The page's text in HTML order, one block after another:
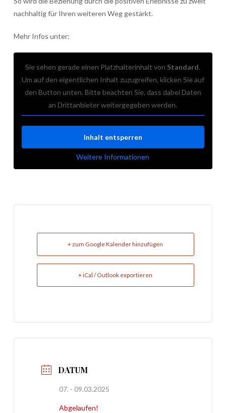
nachhaltig für Ihren weiteren Weg gestärkt.
Mehr Infos unter:
Sie sehen gerade einen Platzhalterinhalt von Standard.
Um auf den eigentlichen Inhalt zuzugreifen, klicken Sie auf
den Button unten. Bitte beachten Sie, dass dabei Daten
an Drittanbieter weitergegeben werden.
Inhalt entsperren
Weitere Informationen
+ zum Google Kalender hinzufügen
+ iCal / Outlook exportieren
DATUM
07. - 09.03.2025
Abgelaufen!